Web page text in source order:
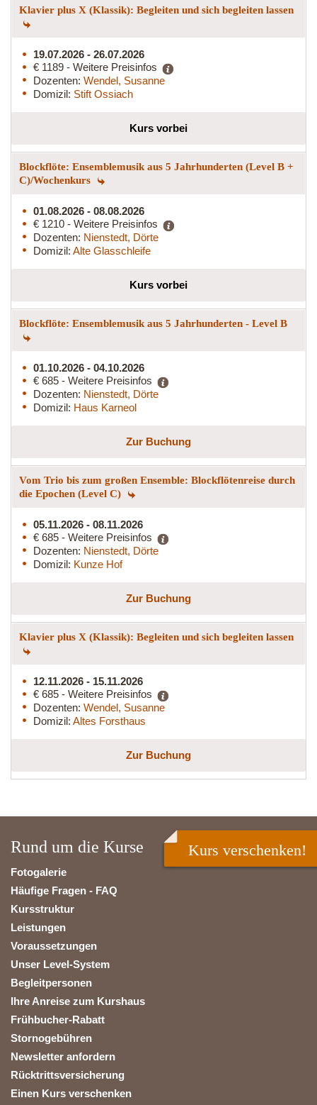
Klavier plus X (Klassik): Begleiten und sich begleiten lassen
19.07.2026 - 26.07.2026
€ 1189 - Weitere Preisinfos
Dozenten: Wendel, Susanne
Domizil: Stift Ossiach
Kurs vorbei
Blockflöte: Ensemblemusik aus 5 Jahrhunderten (Level B +
C)/Wochenkurs
01.08.2026 - 08.08.2026
€ 1210 - Weitere Preisinfos
Dozenten: Nienstedt, Dörte
Domizil: Alte Glasschleife
Kurs vorbei
Blockflöte: Ensemblemusik aus 5 Jahrhunderten - Level B
01.10.2026 - 04.10.2026
€ 685 - Weitere Preisinfos
Dozenten: Nienstedt, Dörte
Domizil: Haus Karneol
Zur Buchung
Vom Trio bis zum großen Ensemble: Blockflötenreise durch
die Epochen (Level C)
05.11.2026 - 08.11.2026
€ 685 - Weitere Preisinfos
Dozenten: Nienstedt, Dörte
Domizil: Kunze Hof
Zur Buchung
Klavier plus X (Klassik): Begleiten und sich begleiten lassen
12.11.2026 - 15.11.2026
€ 685 - Weitere Preisinfos
Dozenten: Wendel, Susanne
Domizil: Altes Forsthaus
Zur Buchung
Rund um die Kurse
Fotogalerie
Häufige Fragen - FAQ
Kursstruktur
Leistungen
Voraussetzungen
Unser Level-System
Begleitpersonen
Ihre Anreise zum Kurshaus
Frühbucher-Rabatt
Stornogebühren
Newsletter anfordern
Rücktrittsversicherung
Einen Kurs verschenken
Kurs verschenken!